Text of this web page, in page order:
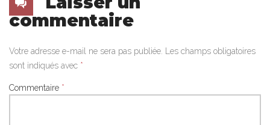
commentaire
Votre adresse e-mail ne sera pas publiée.
Les champs obligatoires
sont indiqués avec *
Commentaire *